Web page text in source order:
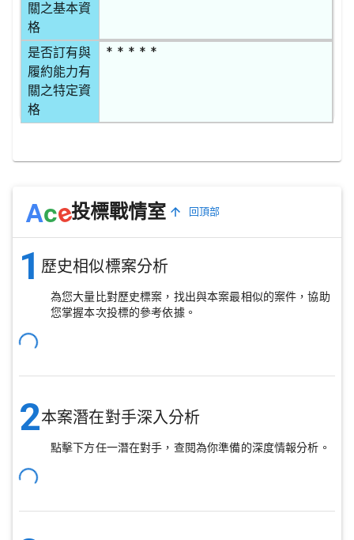
關之基本資
格
是否訂有與
履約能力有
關之特定資
格
* * * * *
Ace投標戰情室 回頂部
1 歷史相似標案分析
為您大量比對歷史標案，找出與本案最相似的案件，協助
您掌握本次投標的參考依據。
2本案潛在對手深入分析
點擊下方任一潛在對手，查閱為你準備的深度情報分析。